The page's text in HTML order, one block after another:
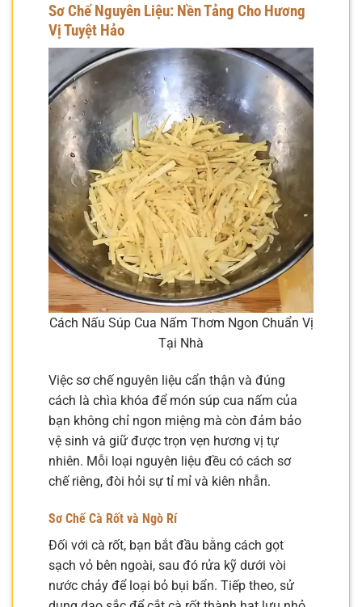
Sơ Chế Nguyên Liệu: Nền Tảng Cho Hương
Vị Tuyệt Hảo
Cách Nấu Súp Cua Nấm Thơm Ngon Chuẩn Vị
Tại Nhà
Việc sơ chế nguyên liệu cẩn thận và đúng
cách là chìa khóa để món súp cua nấm của
bạn không chỉ ngon miệng mà còn đảm bảo
vệ sinh và giữ được trọn vẹn hương vị tự
nhiên. Mỗi loại nguyên liệu đều có cách sơ
chế riêng, đòi hỏi sự tỉ mỉ và kiên nhẫn.
Sơ Chế Cà Rốt và Ngò Rí
Đối với cà rốt, bạn bắt đầu bằng cách gọt
sạch vỏ bên ngoài, sau đó rửa kỹ dưới vòi
nước chảy để loại bỏ bụi bẩn. Tiếp theo, sử